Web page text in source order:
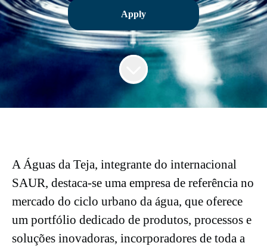
Apply
A Águas da Teja, integrante do internacional
SAUR, destaca-se uma empresa de referência no
mercado do ciclo urbano da água, que oferece
um portfólio dedicado de produtos, processos e
soluções inovadoras, incorporadores de toda a